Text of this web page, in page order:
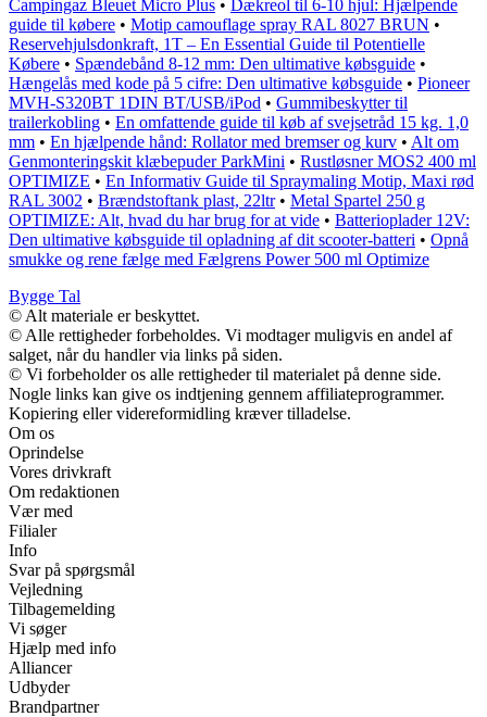
Campingaz Bleuet Micro Plus • Dækreol til 6-10 hjul: Hjælpende
guide til købere • Motip camouflage spray RAL 8027 BRUN •
Reservehjulsdonkraft, 1T – En Essential Guide til Potentielle
Købere • Spændebånd 8-12 mm: Den ultimative købsguide •
Hængelås med kode på 5 cifre: Den ultimative købsguide • Pioneer
MVH-S320BT 1DIN BT/USB/iPod • Gummibeskytter til
trailerkobling • En omfattende guide til køb af svejsetråd 15 kg. 1,0
mm • En hjælpende hånd: Rollator med bremser og kurv • Alt om
Genmonteringskit klæbepuder ParkMini • Rustløsner MOS2 400 ml
OPTIMIZE • En Informativ Guide til Spraymaling Motip, Maxi rød
RAL 3002 • Brændstoftank plast, 22ltr• Metal Spartel 250 g
OPTIMIZE: Alt, hvad du har brug for at vide • Batterioplader 12V:
Den ultimative købsguide til opladning af dit scooter-batteri • Opnå
smukke og rene fælge med Fælgrens Power 500 ml Optimize
Bygge Tal
© Alt materiale er beskyttet.
© Alle rettigheder forbeholdes. Vi modtager muligvis en andel af
salget, når du handler via links på siden.
© Vi forbeholder os alle rettigheder til materialet på denne side.
Nogle links kan give os indtjening gennem affiliateprogrammer.
Kopiering eller videreformidling kræver tilladelse.
Om os
Oprindelse
Vores drivkraft
Om redaktionen
Vær med
Filialer
Info
Svar på spørgsmål
Vejledning
Tilbagemelding
Vi søger
Hjælp med info
Alliancer
Udbyder
Brandpartner